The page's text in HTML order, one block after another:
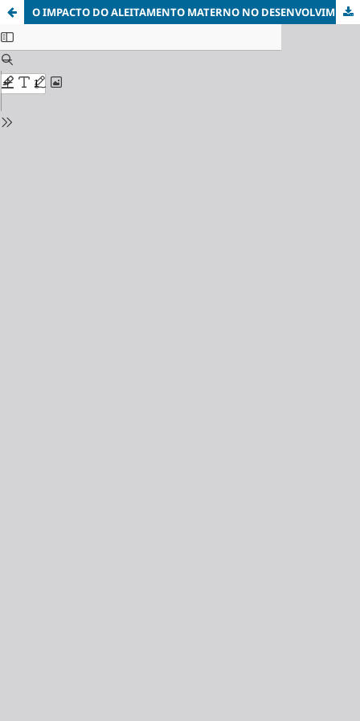
O IMPACTO DO ALEITAMENTO MATERNO NO DESENVOLVIMENTO PSICOMOTOR DO LACTENTE